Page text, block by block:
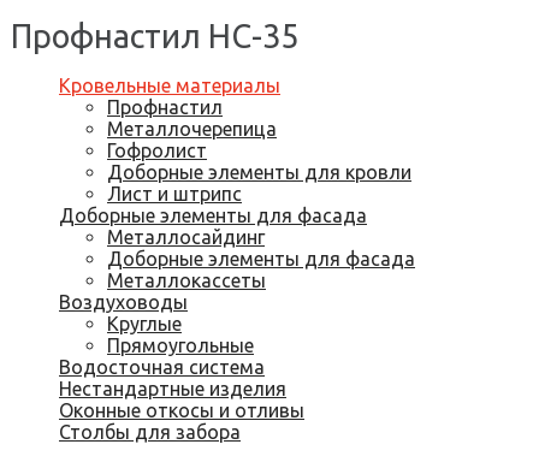
Профнастил НС-35
Кровельные материалы
Профнастил
Металлочерепица
Гофролист
Доборные элементы для кровли
Лист и штрипс
Доборные элементы для фасада
Металлосайдинг
Доборные элементы для фасада
Металлокассеты
Воздуховоды
Круглые
Прямоугольные
Водосточная система
Нестандартные изделия
Оконные откосы и отливы
Столбы для забора